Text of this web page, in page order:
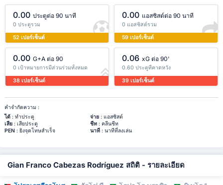
0.00 ประตูต่อ 90 นาที
0 ประตูรวม
52 เปอร์เซ็นต์
0.00 แอสซิสต์ต่อ 90 นาที
0 แอสซิสต์รวม
59 เปอร์เซ็นต์
0.00 G+A ต่อ 90
0 เป้าหมายการมีส่วนร่วมทั้งหมด
38 เปอร์เซ็นต์
0.06 xG ต่อ 90'
0.60 ประตูที่คาดหวัง
39 เปอร์เซ็นต์
คำจำกัดความ :
ได้: ทำประตู จ่าย: แอสซิสต์
เสีย: เสียประตู ชีท: คลีนชีท
PEN: ยิงจุดโทษสำเร็จ นาที: นาทีที่ลงเล่น
Gian Franco Cabezas Rodríguez สถิติ - รายละเอียด